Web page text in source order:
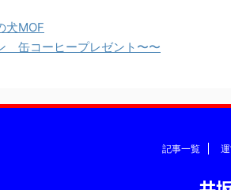
犬MOF
缶コーヒープレゼント〜〜
記事一覧